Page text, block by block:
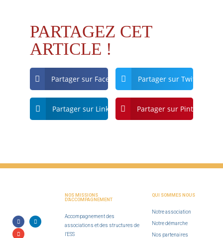
PARTAGEZ CET
ARTICLE !
Partager sur Facebook Partager sur Twitter
Partager sur Linkdin Partager sur Pinterest
NOS MISSIONS
D'ACCOMPAGNEMENT
Accompagnement des
associations et des structures de
l'ESS
QUI SOMMES NOUS
Notre association
Notre démarche
Nos partenaires